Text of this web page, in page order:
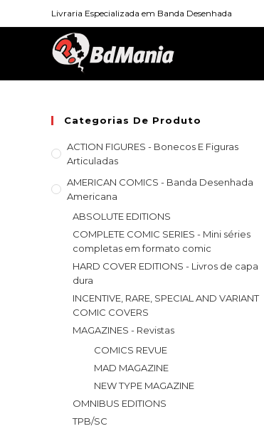
Livraria Especializada em Banda Desenhada
Categorias De Produto
ACTION FIGURES - Bonecos E Figuras
Articuladas
AMERICAN COMICS - Banda Desenhada
Americana
ABSOLUTE EDITIONS
COMPLETE COMIC SERIES - Mini séries
completas em formato comic
HARD COVER EDITIONS - Livros de capa
dura
INCENTIVE, RARE, SPECIAL AND VARIANT
COMIC COVERS
MAGAZINES - Revistas
COMICS REVUE
MAD MAGAZINE
NEW TYPE MAGAZINE
OMNIBUS EDITIONS
TPB/SC